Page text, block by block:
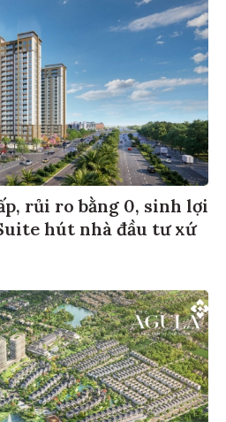
rủi ro bằng 0, sinh lợi
hút nhà đầu tư xứ